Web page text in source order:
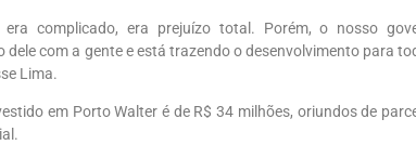
era complicado, era prejuízo total. Porém, o nosso
dele com a gente e está trazendo o desenvolvimento para
Lima.
em Porto Walter é de R$ 34 milhões, oriundos de